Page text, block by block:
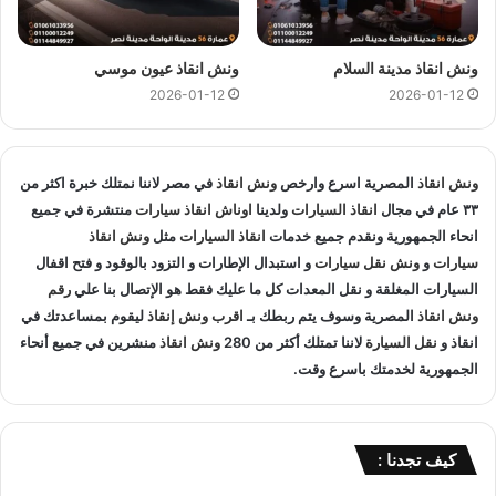
سيارات انقاذمنتشرة في صلاح سالم و المناطق المجاوره واوناش
انقاذ
في جميع انحاء الجمهورية لإنقاذ و نقل السيارات
سيارات الحوادث.
انقاذ السيارات:
اذا تعطلت سيارتك او تعرضت لحادث سير يمكنك الاتصال بـ ونش
انقاذ المصرية لانقاذ سيارتك ونقلك في الحال فنحن حريصين علي
تقديم و توفير جميع خدمات
انقاذ السيارات
التي قد تحتاج اليها سواء
جر السياراتاو نقل السيارات.
تغيير الاطارات :
لا تقلق عندما تجد ان اطار سيارتك يحتاج الي تغيير او اصلاح حيث
تعطلك.
ونش انقاذ مدينة السلام
2026-01-12
ونش انقاذ عيون موسي
2026-01-12
ونش انقاذ المصرية اسرع وارخص ونش انقاذفي مصر لاننا نمتلك خبرة اكثر من
٣٣ عام في مجال
انقاذ السياراتولدينا اوناش انقاذ سياراتمنتشرة في جميع
انحاء الجمهورية ونقدم جميع خدمات انقاذ السياراتمثل ونش انقاذ
سياراتو ونش نقل سياراتو استبدال الإطارات و التزود بالوقود و فتح اقفال
السيارات المغلقة و نقل المعدات كل ما عليك فقط هو الإتصال بنا عليرقم
ونش انقاذ المصرية وسوف يتم ربطك بـ اقرب ونش إنقاذليقوم بمساعدتك في
انقاذ و نقل السيارة لاننا تمتلك أكثر من 280 ونش انقاذمنشرين في جميع أنحاء
الجمهورية لخدمتك باسرع وقت.
كيف تجدنا :